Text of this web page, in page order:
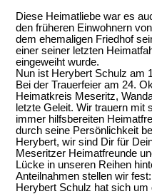
Diese Heimatliebe war es
den früheren Einwohnern
dem ehemaligen Friedhof
einer seiner letzten
eingeweiht wurde.
Nun ist Herybert Schulz am
Bei der Trauerfeier am 24.
Heimatkreis Meseritz,
letzte Geleit. Wir trauern mit
immer hilfsbereiten
durch seine Persönlichkeit
Herybert, wir sind Dir für
Meseritzer Heimatfreunde
Lücke in unseren Reihen
Anteilnahmen stellen wir fest:
Herybert Schulz hat sich